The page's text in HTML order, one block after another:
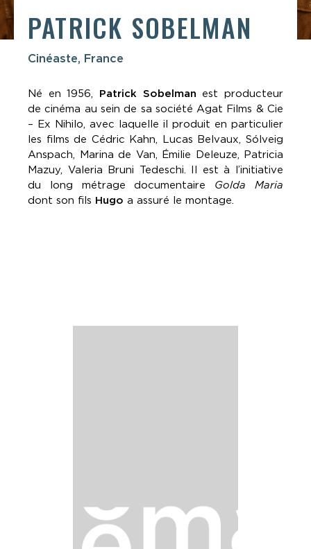
PATRICK SOBELMAN
Cinéaste, France
Né en 1956, Patrick Sobelman est producteur
de cinéma au sein de sa société Agat Films & Cie
– Ex Nihilo, avec laquelle il produit en particulier
les films de Cédric Kahn, Lucas Belvaux, Sólveig
Anspach, Marina de Van, Émilie Deleuze, Patricia
Mazuy, Valeria Bruni Tedeschi. Il est à l’initiative
du long métrage documentaire Golda Maria
dont son fils Hugo a assuré le montage.